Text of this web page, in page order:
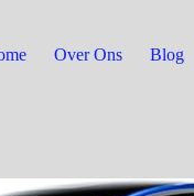
Over Ons Blog